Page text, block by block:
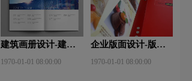
建筑画册设计-建筑
什么？有什么作用？
1970-01-01 08:00:00
企业版面设计-版面
形式有哪些？
1970-01-01 08:00:00